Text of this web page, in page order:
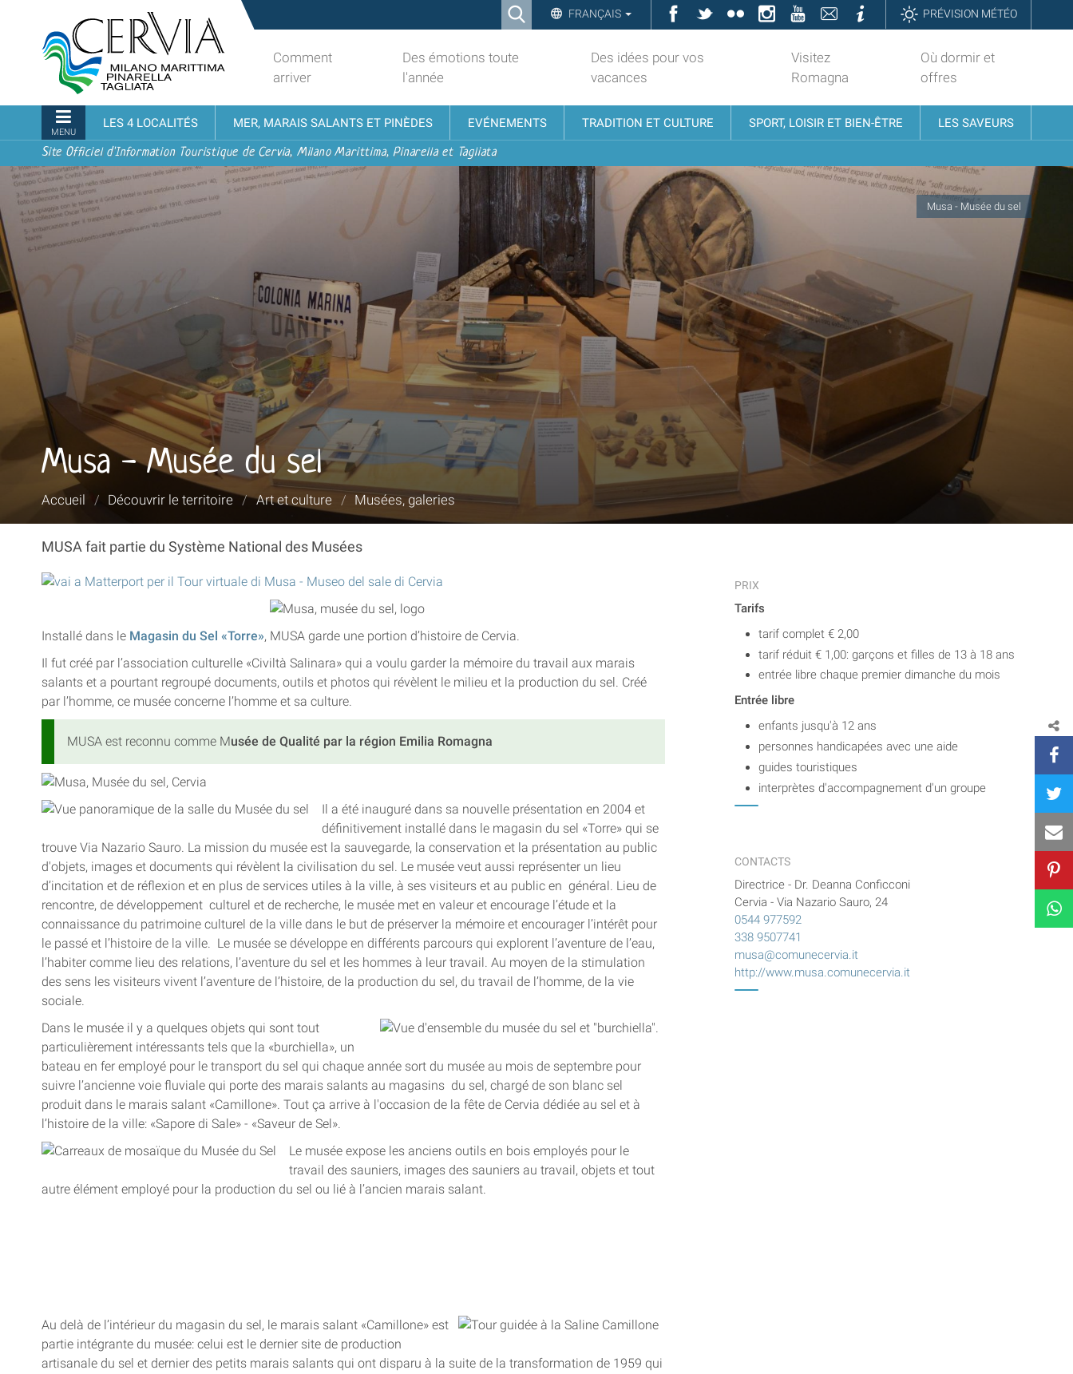
contenu.
à
navigation
Ricerca
Search…
FRANÇAIS Facebook
TwitterFlickrInstagramYouTubeContattiInformazioniPRÉVISION MÉTÉO
turistico
ufficiale
Cervia,
Milano
Marittima,
Pinarella,
Tagliata
Comment
arriver
Des émotions toute
l'année
Des idées pour vos
vacances
Visitez
Romagna
Où dormir et
offres
Navigation
MENU
LES 4 LOCALITÉS MER, MARAIS SALANTS ET PINÈDES EVÉNEMENTS TRADITION ET CULTURE SPORT, LOISIR ET BIEN-ÊTRE LES SAVEURS
Site Officiel d'Information Touristique de Cervia, Milano Marittima, Pinarella et Tagliata
Musa - Musée du sel
Musa - Musée du sel
Vous
Accueil / Découvrir le territoire / Art et culture / Musées, galeries
MUSA fait partie du Système National des Musées
Installé dans le Magasin du Sel «Torre», MUSA garde une portion d’histoire de Cervia.
Il fut créé par l’association culturelle «Civiltà Salinara» qui a voulu garder la mémoire du travail aux marais
salants et a pourtant regroupé documents, outils et photos qui révèlent le milieu et la production du sel. Créé
par l’homme, ce musée concerne l’homme et sa culture.
MUSA est reconnu comme Musée de Qualité par la région Emilia Romagna
Il a été inauguré dans sa nouvelle présentation en 2004 et
définitivement installé dans le magasin du sel «Torre» qui se
trouve Via Nazario Sauro. La mission du musée est la sauvegarde, la conservation et la présentation au public
d'objets, images et documents qui révèlent la civilisation du sel. Le musée veut aussi représenter un lieu
d’incitation et de réflexion et en plus de services utiles à la ville, à ses visiteurs et au public en général. Lieu de
rencontre, de développement culturel et de recherche, le musée met en valeur et encourage l’étude et la
connaissance du patrimoine culturel de la ville dans le but de préserver la mémoire et encourager l’intérêt pour
le passé et l’histoire de la ville. Le musée se développe en différents parcours qui explorent l’aventure de l’eau,
l’habiter comme lieu des relations, l’aventure du sel et les hommes à leur travail. Au moyen de la stimulation
des sens les visiteurs vivent l’aventure de l’histoire, de la production du sel, du travail de l’homme, de la vie
sociale.
Dans le musée il y a quelques objets qui sont tout
particulièrement intéressants tels que la «burchiella», un
bateau en fer employé pour le transport du sel qui chaque année sort du musée au mois de septembre pour
suivre l’ancienne voie fluviale qui porte des marais salants au magasins du sel, chargé de son blanc sel
produit dans le marais salant «Camillone». Tout ça arrive à l'occasion de la fête de Cervia dédiée au sel et à
l’histoire de la ville: «Sapore di Sale» - «Saveur de Sel».
Le musée expose les anciens outils en bois employés pour le
travail des sauniers, images des sauniers au travail, objets et tout
autre élément employé pour la production du sel ou lié à l’ancien marais salant.
Au delà de l’intérieur du magasin du sel, le marais salant «Camillone» est
partie intégrante du musée: celui est le dernier site de production
artisanale du sel et dernier des petits marais salants qui ont disparu à la suite de la transformation de 1959 qui
PRIX
Tarifs
tarif complet € 2,00
tarif réduit € 1,00: garçons et filles de 13 à 18 ans
entrée libre chaque premier dimanche du mois
Entrée libre
enfants jusqu'à 12 ans
personnes handicapées avec une aide
guides touristiques
interprètes d'accompagnement d'un groupe
CONTACTS
Directrice - Dr. Deanna Conficconi
Cervia - Via Nazario Sauro, 24
0544 977592
338 9507741
musa@comunecervia.it
http://www.musa.comunecervia.it